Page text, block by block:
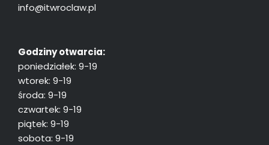
info@itwroclaw.pl
Godziny otwarcia:
poniedziałek: 9-19
wtorek: 9-19
środa: 9-19
czwartek: 9-19
piątek: 9-19
sobota: 9-19